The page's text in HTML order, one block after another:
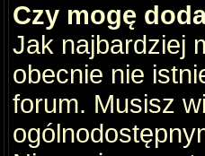
Czy mogę
Jak najbardziej
obecnie nie
forum. Musisz